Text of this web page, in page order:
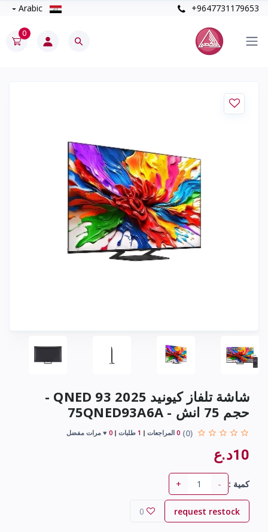
+9647731179653
0
شاشة تلفاز كيونيد 2025 QNED 93 -
حجم 75 انش - 75QNED93A6A
(0)
0 المراجعات 1 طلبات 0 ♥ مرات مفضل
10د.ع
كمية : -
+
request restock
0